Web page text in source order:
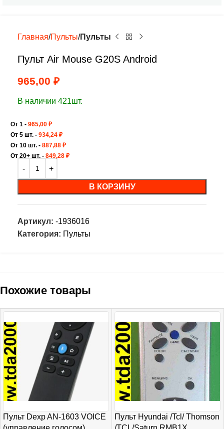
Главная Пульты Пульты
Пульт Air Mouse G20S Android
965,00 ₽
В наличии 421шт.
От 1 - 965,00 ₽
От 5 шт. - 934,24 ₽
От 10 шт. - 887,88 ₽
От 20+ шт. - 849,28 ₽
В КОРЗИНУ
Артикул: -1936016
Категория: Пульты
Похожие товары
Пульт Dexp AN-1603 VOICE
Пульт Hyundai /Tcl/ Thomson